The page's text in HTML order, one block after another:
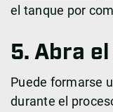
el tanque por
5. Abra
Puede formarse
durante el